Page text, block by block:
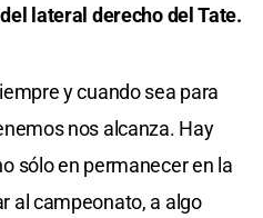
lateral derecho del Tate.
y cuando sea para
nos alcanza. Hay
sólo en permanecer en la
al campeonato, a algo